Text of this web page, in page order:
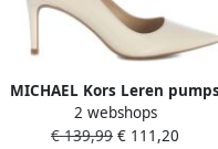
MICHAEL Kors Leren
met puntig model 'ALINA
FLEX'
2 webshops
€ 139,99 € 111,20